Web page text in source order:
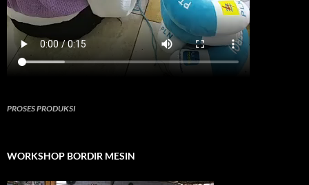
PROSES PRODUKSI
WORKSHOP BORDIR MESIN